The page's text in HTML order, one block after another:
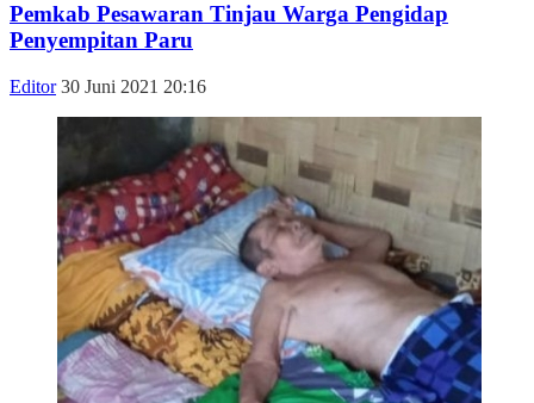
Pemkab Pesawaran Tinjau Warga Pengidap
Penyempitan Paru
Editor 30 Juni 2021 20:16